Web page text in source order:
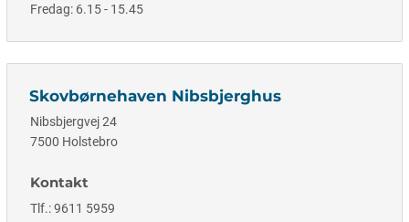
Fredag: 6.15 - 15.45
Skovbørnehaven Nibsbjerghus
Nibsbjergvej 24
7500 Holstebro
Kontakt
Tlf.: 9611 5959